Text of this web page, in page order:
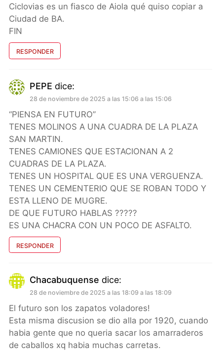
Ciclovias es un fiasco de Aiola qué quiso copiar a
Ciudad de BA.
FIN
RESPONDER
PEPE dice:
28 de noviembre de 2025 a las 15:06 a las 15:06
“PIENSA EN FUTURO”
TENES MOLINOS A UNA CUADRA DE LA PLAZA
SAN MARTIN.
TENES CAMIONES QUE ESTACIONAN A 2
CUADRAS DE LA PLAZA.
TENES UN HOSPITAL QUE ES UNA VERGUENZA.
TENES UN CEMENTERIO QUE SE ROBAN TODO Y
ESTA LLENO DE MUGRE.
DE QUE FUTURO HABLAS ?????
ES UNA CHACRA CON UN POCO DE ASFALTO.
RESPONDER
Chacabuquense dice:
28 de noviembre de 2025 a las 18:09 a las 18:09
El futuro son los zapatos voladores!
Esta misma discusion se dio alla por 1920, cuando
habia gente que no queria sacar los amarraderos
de caballos xq habia muchas carretas.